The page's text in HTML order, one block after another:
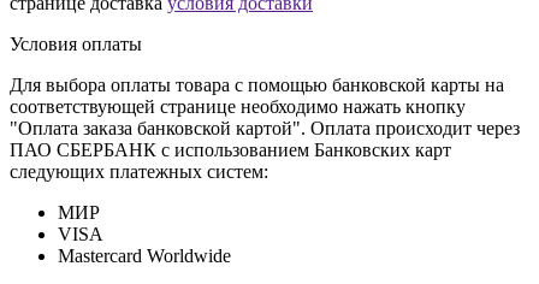
Условия оплаты
Для выбора оплаты товара с помощью банковской карты на
соответствующей странице необходимо нажать кнопку
"Оплата заказа банковской картой". Оплата происходит через
ПАО СБЕРБАНК с использованием Банковских карт
следующих платежных систем:
МИР
VISA
Mastercard Worldwide